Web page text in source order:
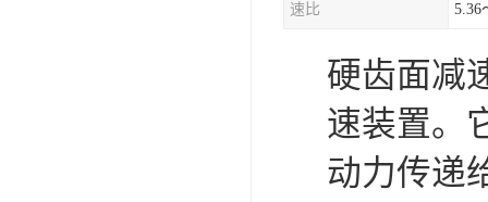
速比 5.36
硬齿面减
速装置。
动力传递